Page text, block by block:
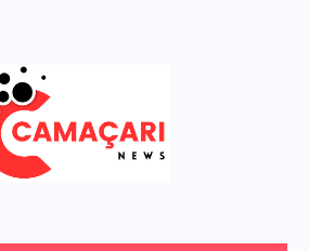
Fresh Articles Every Day